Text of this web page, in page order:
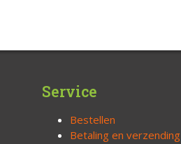
Service
Bestellen
Betaling en verzending